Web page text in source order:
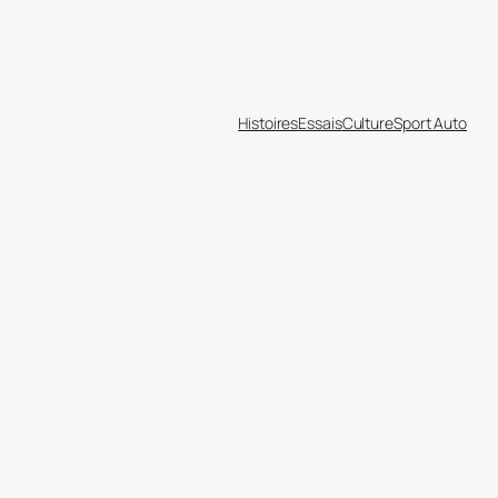
HistoiresEssaisCultureSport Auto